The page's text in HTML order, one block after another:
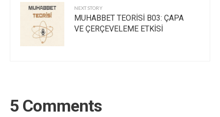
NEXT STORY
MUHABBET TEORİSİ B03: ÇAPA
VE ÇERÇEVELEME ETKİSİ
5 Comments